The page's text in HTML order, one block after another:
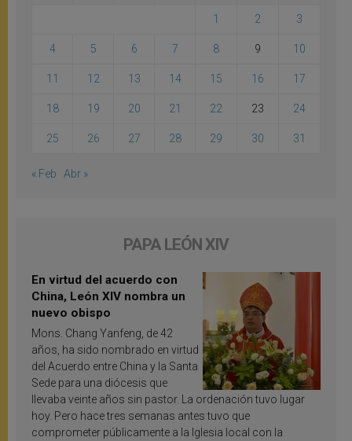
1 2 3
4 5 6 7 8 9 10
11 12 13 14 15 16 17
18 19 20 21 22 23 24
25 26 27 28 29 30 31
« Feb Abr »
PAPA LEÓN XIV
En virtud del acuerdo con
China, León XIV nombra un
nuevo obispo
Mons. Chang Yanfeng, de 42
años, ha sido nombrado en virtud
del Acuerdo entre China y la Santa
Sede para una diócesis que
llevaba veinte años sin pastor. La ordenación tuvo lugar
hoy. Pero hace tres semanas antes tuvo que
comprometer públicamente a la Iglesia local con la